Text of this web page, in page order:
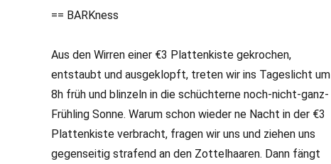
== BARKness
Aus den Wirren einer €3 Plattenkiste gekrochen,
entstaubt und ausgeklopft, treten wir ins Tageslicht um
8h früh und blinzeln in die schüchterne noch-nicht-ganz-
Frühling Sonne. Warum schon wieder ne Nacht in der €3
Plattenkiste verbracht, fragen wir uns und ziehen uns
gegenseitig strafend an den Zottelhaaren. Dann fängt